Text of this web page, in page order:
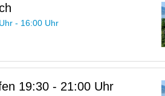
- 16:00 Uhr
19:30 - 21:00 Uhr